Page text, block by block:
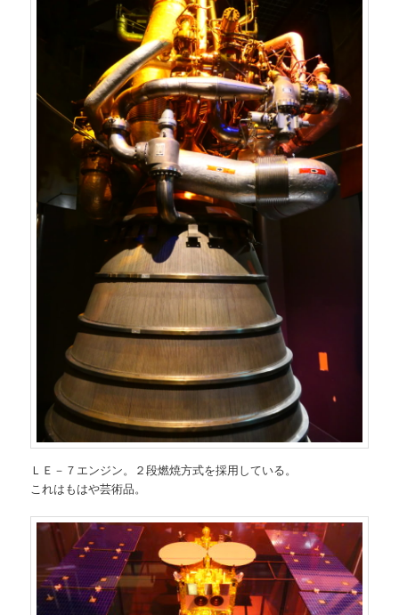
ＬＥ－７エンジン。２段燃焼方式を採用している。
これはもはや芸術品。